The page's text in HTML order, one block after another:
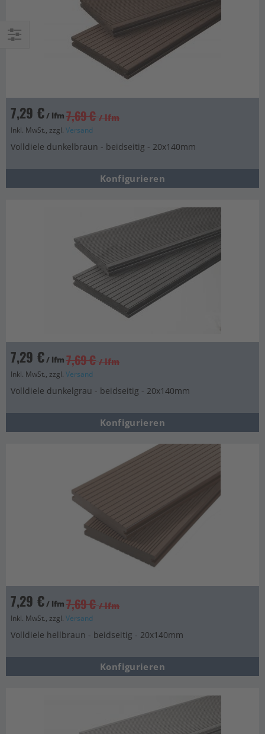
7,29 €/ lfm 7,69 € / lfm
Inkl. MwSt., zzgl. Versand
Volldiele dunkelbraun - beidseitig - 20x140mm
Konfigurieren
7,29 €/ lfm 7,69 € / lfm
Inkl. MwSt., zzgl. Versand
Volldiele dunkelgrau - beidseitig - 20x140mm
Konfigurieren
7,29 €/ lfm 7,69 € / lfm
Inkl. MwSt., zzgl. Versand
Volldiele hellbraun - beidseitig - 20x140mm
Konfigurieren
Einkaufsoptionen